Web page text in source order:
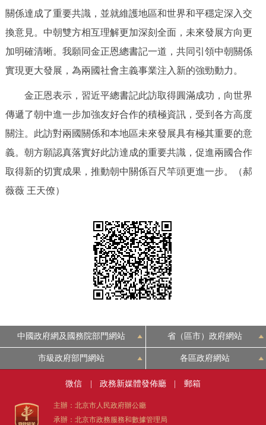
DEUTSCH FRANÇAIS РУССКИЙ ЯЗЫК
ESPAÑOL العربية PORTUGUÊS
ITALIANO
回到頂部
關係達成了重要共識，並就維護地區和世界和平穩定深入交
換意見。中朝雙方相互理解更加深刻全面，未來發展方向更
加明確清晰。我願同金正恩總書記一道，共同引領中朝關係
實現更大發展，為兩國社會主義事業注入新的強勁動力。
金正恩表示，習近平總書記此訪取得圓滿成功，向世界
傳遞了朝中進一步加強友好合作的積極資訊，受到各方高度
關注。此訪對兩國關係和本地區未來發展具有極其重要的意
義。朝方願認真落實好此訪達成的重要共識，促進兩國合作
取得新的切實成果，推動朝中關係百尺竿頭更進一步。
（郝
薇薇 王天僚）
中國政府網及國務院部門網站 省（區市）政府網站
市級政府部門網站 各區政府網站
微信 | 政務新媒體發佈廳 | 郵箱
主辦：北京市人民政府辦公廳
承辦：北京市政務服務和數據管理局